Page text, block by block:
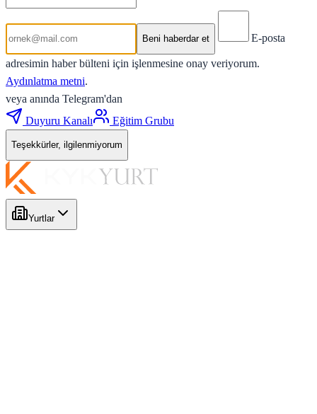
Beni haberdar et E-posta
adresimin haber bülteni için işlenmesine onay veriyorum.
Aydınlatma metni.
veya anında Telegram'dan
Duyuru Kanalı
Eğitim Grubu
Teşekkürler, ilgilenmiyorum
Yurtlar